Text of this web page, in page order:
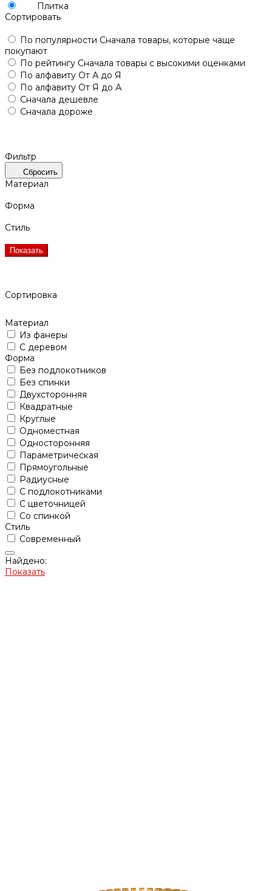
Плитка
Сортировать
По популярности Сначала товары, которые чаще
покупают
По рейтингу Сначала товары с высокими оценками
По алфавиту От А до Я
По алфавиту От Я до А
Сначала дешевле
Сначала дороже
Фильтр
Сбросить
Материал
Форма
Стиль
Показать
Сортировка
Материал
Из фанеры
С деревом
Форма
Без подлокотников
Без спинки
Двухсторонняя
Квадратные
Круглые
Одноместная
Односторонняя
Параметрическая
Прямоугольные
Радиусные
С подлокотниками
С цветочницей
Со спинкой
Стиль
Современный
Найдено:
Показать